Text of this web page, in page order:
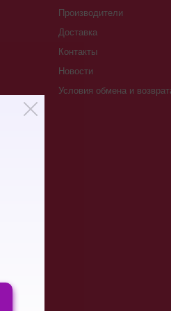
Производители
Доставка
Контакты
Новости
Условия обмена и